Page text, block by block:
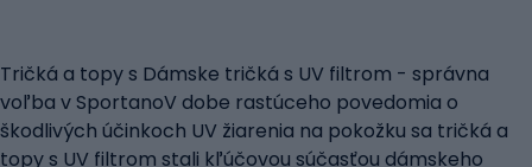
Tričká a topy s Dámske tričká s UV filtrom - správna
voľba v SportanoV dobe rastúceho povedomia o
škodlivých účinkoch UV žiarenia na pokožku sa tričká a
topy s UV filtrom stali kľúčovou súčasťou dámskeho